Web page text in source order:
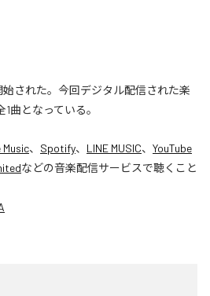
始された。今回デジタル配信された楽
1曲となっている。
Music、 Spotify、 LINE MUSIC、 YouTube
などの音楽配信サービスで聴くこと